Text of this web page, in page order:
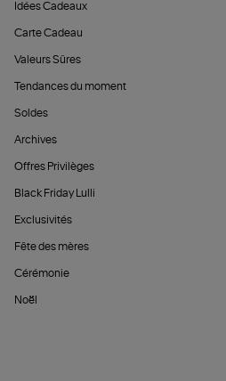
Idées Cadeaux
Carte Cadeau
Valeurs Sûres
Tendances du moment
Soldes
Archives
Offres Privilèges
Black Friday Lulli
Exclusivités
Fête des mères
Cérémonie
Noël